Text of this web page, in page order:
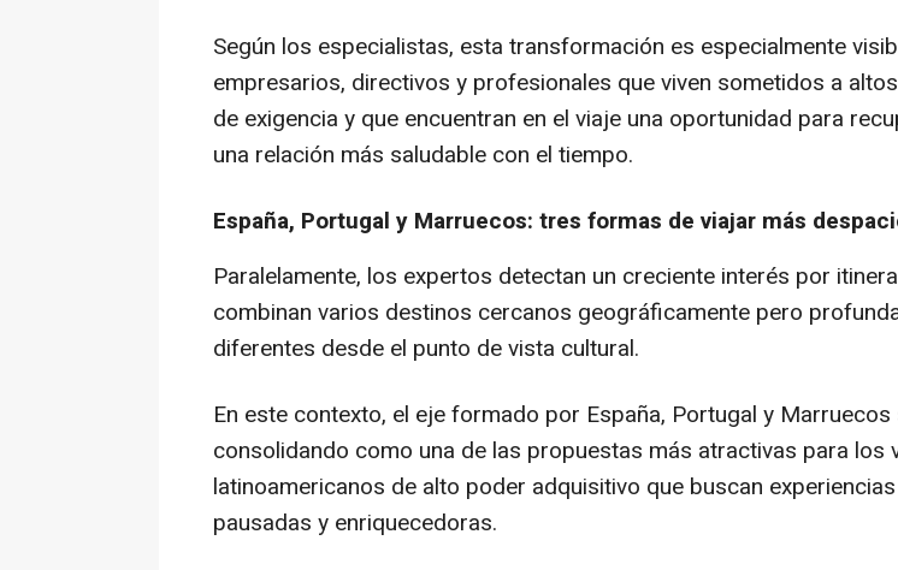
Según los especialistas, esta transformación es especialmente
empresarios, directivos y profesionales que viven sometidos a
de exigencia y que encuentran en el viaje una oportunidad para
una relación más saludable con el tiempo.
España, Portugal y Marruecos: tres formas de viajar más
Paralelamente, los expertos detectan un creciente interés por
combinan varios destinos cercanos geográficamente pero
diferentes desde el punto de vista cultural.
En este contexto, el eje formado por España, Portugal y Marruecos
consolidando como una de las propuestas más atractivas para los
latinoamericanos de alto poder adquisitivo que buscan
pausadas y enriquecedoras.